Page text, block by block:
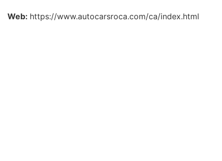
Web: https://www.autocarsroca.com/ca/index.html